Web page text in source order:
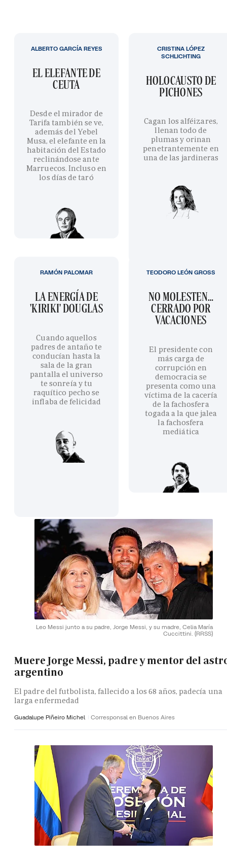
EL ELEFANTE DE
CEUTA
Desde el mirador de
Tarifa también se ve,
además del Yebel
Musa, el elefante en la
habitación del Estado
reclinándose ante
Marruecos. Incluso en
los días de taró
ALBERTO GARCÍA REYES
HOLOCAUSTO DE
PICHONES
Cagan los alféizares,
llenan todo de
plumas y orinan
penetrantemente en
una de las jardineras
CRISTINA LÓPEZ
SCHLICHTING
LA ENERGÍA DE
'KIRIKI' DOUGLAS
Cuando aquellos
padres de antaño te
conducían hasta la
sala de la gran
pantalla el universo
te sonreía y tu
raquítico pecho se
inflaba de felicidad
RAMÓN PALOMAR
NO MOLESTEN…
CERRADO POR
VACACIONES
El presidente con
más carga de
corrupción en
democracia se
presenta como una
víctima de la cacería
de la fachosfera
togada a la que jalea
la fachosfera
mediática
TEODORO LEÓN GROSS
Leo Messi junto a su padre, Jorge Messi, y su madre, Celia María
Cuccittini. (RRSS)
Muere Jorge Messi, padre y mentor del
argentino
El padre del futbolista, fallecido a los 68 años, padecía una
larga enfermedad
Guadalupe Piñeiro Michel Corresponsal en Buenos Aires